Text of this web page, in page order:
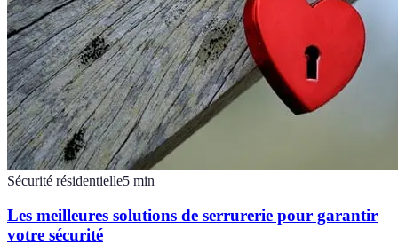
Sécurité résidentielle5 min
Les meilleures solutions de serrurerie pour garantir
votre sécurité